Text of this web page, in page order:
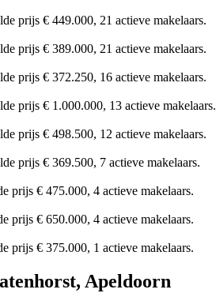
prijs € 449.000, 21 actieve makelaars.
prijs € 389.000, 21 actieve makelaars.
prijs € 372.250, 16 actieve makelaars.
prijs € 1.000.000, 13 actieve makelaars.
prijs € 498.500, 12 actieve makelaars.
prijs € 369.500, 7 actieve makelaars.
prijs € 475.000, 4 actieve makelaars.
prijs € 650.000, 4 actieve makelaars.
prijs € 375.000, 1 actieve makelaars.
Apeldoorn